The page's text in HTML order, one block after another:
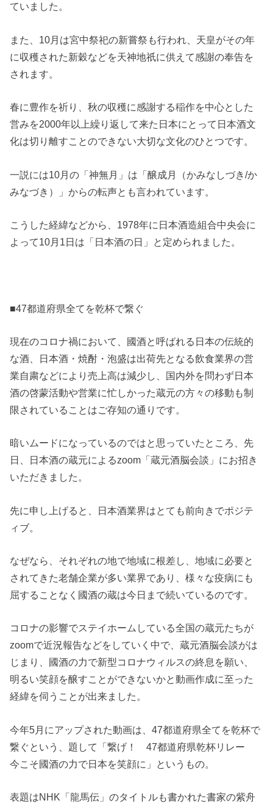
ていました。
また、10月は宮中祭祀の新嘗祭も行われ、天皇がその年
に収穫された新穀などを天神地祇に供えて感謝の奉告を
されます。
春に豊作を祈り、秋の収穫に感謝する稲作を中心とした
営みを2000年以上繰り返して来た日本にとって日本酒文
化は切り離すことのできない大切な文化のひとつです。
一説には10月の「神無月」は「醸成月（かみなしづき/か
みなづき）」からの転声とも言われています。
こうした経緯などから、1978年に日本酒造組合中央会に
よって10月1日は「日本酒の日」と定められました。
■47都道府県全てを乾杯で繋ぐ
現在のコロナ禍において、國酒と呼ばれる日本の伝統的
な酒、日本酒・焼酎・泡盛は出荷先となる飲食業界の営
業自粛などにより売上高は減少し、国内外を問わず日本
酒の啓蒙活動や営業に忙しかった蔵元の方々の移動も制
限されていることはご存知の通りです。
暗いムードになっているのではと思っていたところ、先
日、日本酒の蔵元によるzoom「蔵元酒脳会談」にお招き
いただきました。
先に申し上げると、日本酒業界はとても前向きでポジテ
ィブ。
なぜなら、それぞれの地で地域に根差し、地域に必要と
されてきた老舗企業が多い業界であり、様々な疫病にも
屈することなく國酒の蔵は今日まで続いているのです。
コロナの影響でステイホームしている全国の蔵元たちが
zoomで近況報告などをしていく中で、蔵元酒脳会談がは
じまり、國酒の力で新型コロナウィルスの終息を願い、
明るい笑顔を醸すことができないかと動画作成に至った
経緯を伺うことが出来ました。
今年5月にアップされた動画は、47都道府県全てを乾杯で
繋ぐという、題して「繋げ！ 47都道府県乾杯リレー
今こそ國酒の力で日本を笑顔に」というもの。
表題はNHK「龍馬伝」のタイトルも書かれた書家の紫舟